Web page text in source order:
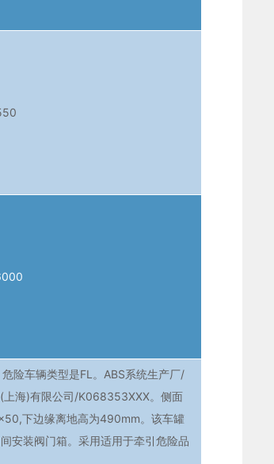
险车辆类型是FL。ABS系统生产厂/
海)有限公司/K068353XXX。侧面
下边缘离地高为490mm。该车罐
安装阀门箱。采用适用于牵引危险品